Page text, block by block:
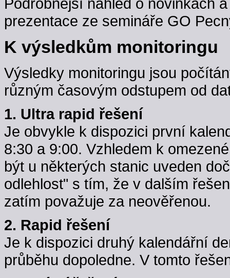
prezentace ze semináře GO
K výsledkům monitoringu
Výsledky monitoringu jsou
různým časovým odstupem od
1. Ultra rapid řešení
Je obvykle k dispozici první
8:30 a 9:00. Vzhledem k
být u některých stanic uveden
odlehlost" s tím, že v dalším
zatím považuje za neověřenou.
2. Rapid řešení
Je k dispozici druhý kalendářní
průběhu dopoledne. V tomto